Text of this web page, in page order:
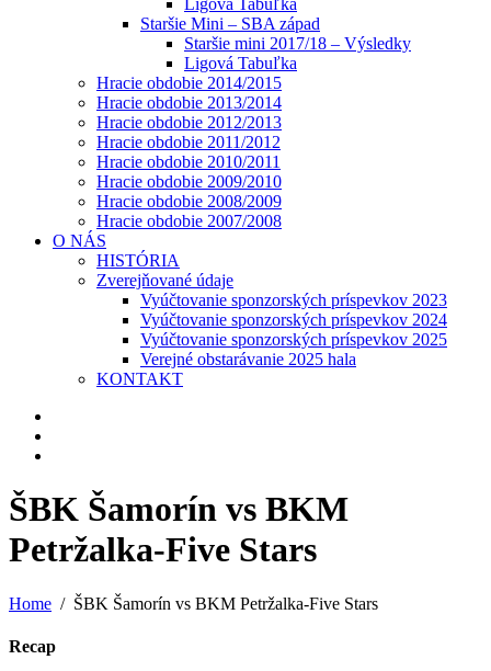
Staršie Mini – SBA západ
Staršie mini 2017/18 – Výsledky
Ligová Tabuľka
Hracie obdobie 2014/2015
Hracie obdobie 2013/2014
Hracie obdobie 2012/2013
Hracie obdobie 2011/2012
Hracie obdobie 2010/2011
Hracie obdobie 2009/2010
Hracie obdobie 2008/2009
Hracie obdobie 2007/2008
O NÁS
HISTÓRIA
Zverejňované údaje
Vyúčtovanie sponzorských príspevkov 2023
Vyúčtovanie sponzorských príspevkov 2024
Vyúčtovanie sponzorských príspevkov 2025
Verejné obstarávanie 2025 hala
KONTAKT
ŠBK Šamorín vs BKM
Petržalka-Five Stars
Home ŠBK Šamorín vs BKM Petržalka-Five Stars
Recap